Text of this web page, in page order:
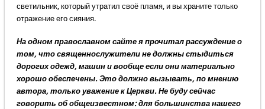
светильник, который утратил своё пламя, и вы храните только
отражение его сияния.
На одном православном сайте я прочитал рассуждение о
том, что священнослужители не должны стыдиться
дорогих одежд, машин и вообще если они материально
хорошо обеспечены. Это должно вызывать, по мнению
автора, только уважение к Церкви. Не буду сейчас
говорить об общеизвестном: для большинства нашего